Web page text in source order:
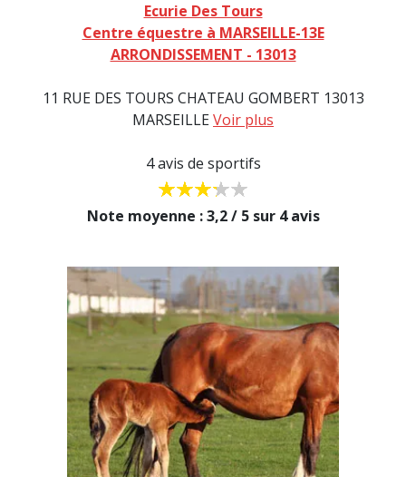
Ecurie Des Tours
Centre équestre à MARSEILLE-13E
ARRONDISSEMENT - 13013
11 RUE DES TOURS CHATEAU GOMBERT 13013
MARSEILLEVoir plus
4 avis de sportifs
Note moyenne : 3,2 / 5 sur 4 avis